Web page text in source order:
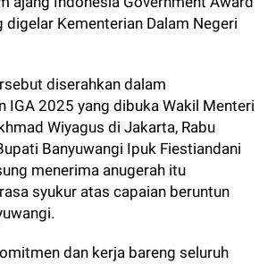
digelar Kementerian Dalam Negeri
diserahkan dalam
IGA 2025 yang dibuka Wakil Menteri
Wiyagus di Jakarta, Rabu
Banyuwangi Ipuk Fiestiandani
menerima anugerah itu
syukur atas capaian beruntun
dan kerja bareng seluruh